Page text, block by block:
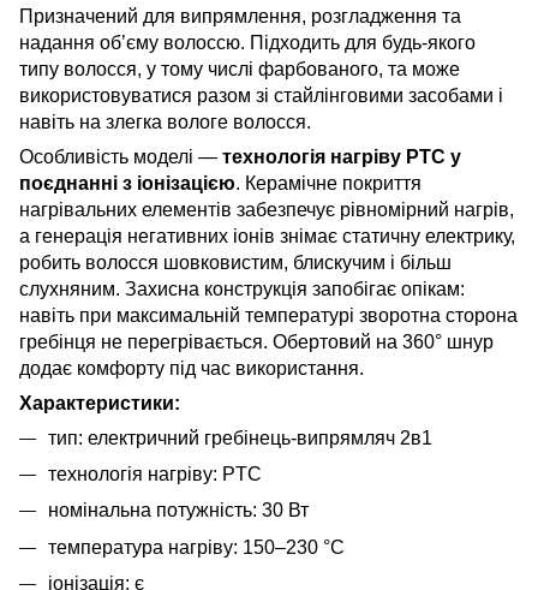
Призначений для випрямлення, розгладження та
надання об’єму волоссю. Підходить для будь-якого
типу волосся, у тому числі фарбованого, та може
використовуватися разом зі стайлінговими засобами і
навіть на злегка вологе волосся.
Особливість моделі — технологія нагріву PTC у
поєднанні з іонізацією. Керамічне покриття
нагрівальних елементів забезпечує рівномірний нагрів,
а генерація негативних іонів знімає статичну електрику,
робить волосся шовковистим, блискучим і більш
слухняним. Захисна конструкція запобігає опікам:
навіть при максимальній температурі зворотна сторона
гребінця не перегрівається. Обертовий на 360° шнур
додає комфорту під час використання.
Характеристики:
тип: електричний гребінець-випрямляч 2в1
технологія нагріву: PTC
номінальна потужність: 30 Вт
температура нагріву: 150–230 °C
іонізація: є